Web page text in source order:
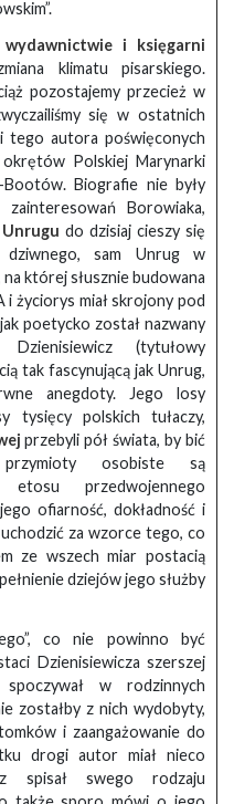
wydawnictwie i księgarni
klimatu pisarskiego.
pozostajemy przecież w
się w ostatnich
tego autora poświęconych
Polskiej Marynarki
Biografie nie były
Borowiaka,
do dzisiaj cieszy się
dziwnego, sam Unrug w
której słusznie budowana
i życiorys miał skrojony pod
poetycko został nazwany
(tytułowy
tak fascynującą jak Unrug,
anegdoty. Jego losy
tysięcy polskich tułaczy,
przebyli pół świata, by bić
osobiste są
etosu przedwojennego
ofiarność, dokładność i
za wzorce tego, co
ze wszech miar postacią
dziejów jego służby
co nie powinno być
Dzienisiewicza szerszej
w rodzinnych
zostałby z nich wydobyty,
i zaangażowanie do
drogi autor miał nieco
spisał swego rodzaju